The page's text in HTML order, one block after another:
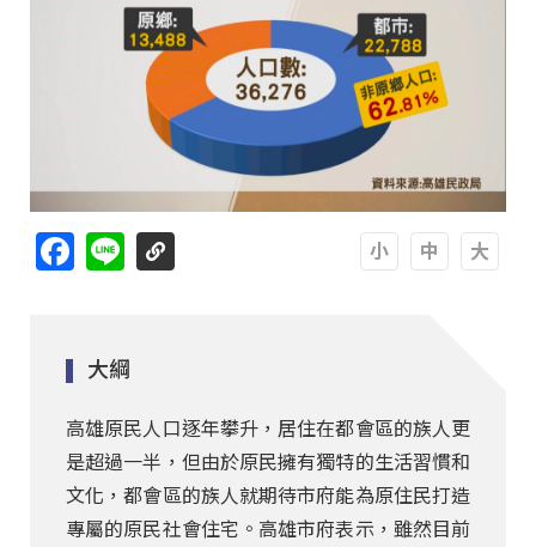
Facebook
Line
大綱
高雄原民人口逐年攀升，居住在都會區的族人更
是超過一半，但由於原民擁有獨特的生活習慣和
文化，都會區的族人就期待市府能為原住民打造
專屬的原民社會住宅。高雄市府表示，雖然目前